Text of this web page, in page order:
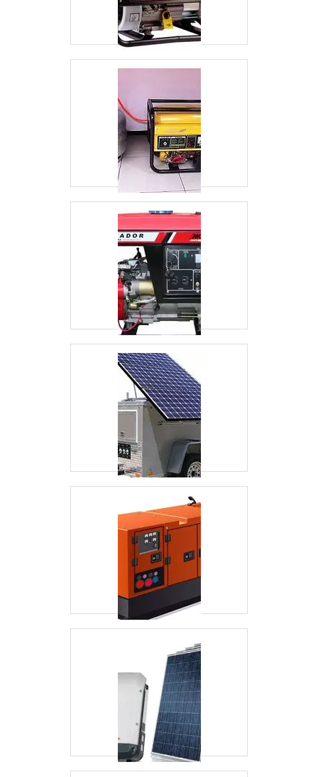
proteção, características simples, mas que
mostram o comprometimento da empresa com
seus clientes.É por esses e outros motivos que
a E. C. A. Equipamentos Eletrônicos é uma
segmento de vendas e assistência técnica de
no-break, estabilizadores, grupo gerador e
instalações elétricas. A empresa foca tudo que
há de mais atual para garantir a qualidade final
para cada cliente.EFICIÊNCIA E QUALIDADE
COMPROVADASomente na E. C. A.
Equipamentos Eletrônicos existe o que há de
melhor em vendas e assistência técnica de no-
break, estabilizadores, grupo gerador e
instalações elétricas. A empresa oferece
opções como chave de transferência
automática ats e baterias estacionárias com
ótima qualidade e precisão.Se diferenciando
dentro de seu segmento, a empresa consegue
também proporcionar um atendimento
cuidadoso e que busca a satisfação do cliente.
A E. C. A. Equipamentos Eletrônicos é uma
empresa que tem se destacado da concorrência
por toda seriedade e qualidade o que fecha
todo o ciclo de entrega com excelência para